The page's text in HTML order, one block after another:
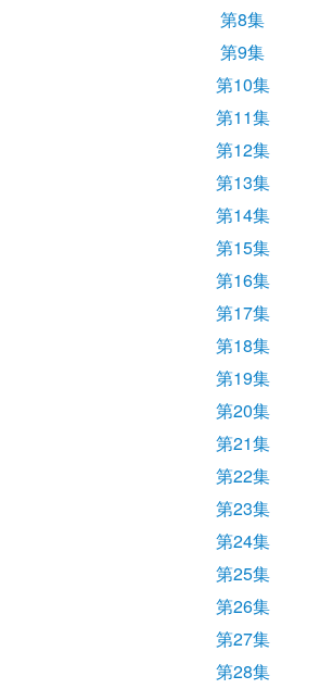
第8集
第9集
第10集
第11集
第12集
第13集
第14集
第15集
第16集
第17集
第18集
第19集
第20集
第21集
第22集
第23集
第24集
第25集
第26集
第27集
第28集